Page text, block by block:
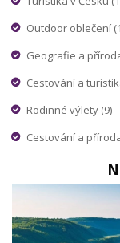
Outdoor oblečení
Geografie a
Cestování a
Rodinné výlety (9)
Cestování a